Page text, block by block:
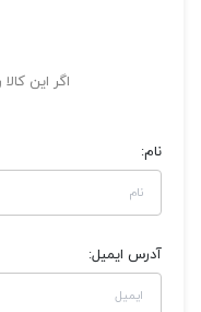
اگر این
نام:
آدرس ایمیل: